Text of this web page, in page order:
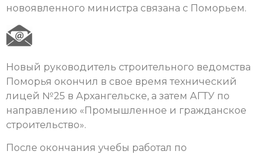
новоявленного министра связана с Поморьем.
Новый руководитель строительного ведомства
Поморья окончил в свое время технический
лицей №25 в Архангельске, а затем АГТУ по
направлению «Промышленное и гражданское
строительство».
После окончания учебы работал по